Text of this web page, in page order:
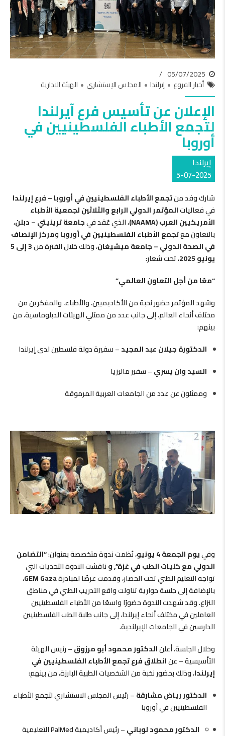
05/07/2025
أخبار الفروع
إيرلندا المجلس الإستشاري الهيئة الادارية
الإعلان عن تأسيس فرع آيرلندا
لتجمع الأطباء الفلسطينيين في
أوروبا
إيرلندا
5-07-2025
شارك وفد منتجمع الأطباء الفلسطينيين في أوروبا – فرع إيرلندا
في فعالياتالمؤتمر الدولي الرابع والثلاثين لجمعية الأطباء
الأمريكيين العرب (NAAMA)
، الذي عُقد فيجامعة ترينيتي – دبلن،
بالتعاون معتجمع الأطباء الفلسطينيين في أوروباومركز الإنصاف
في الصحة الدولي – جامعة ميشيغان، وذلك خلال الفترة من
3 إلى 5
يونيو 2025
، تحت شعار:
“معًا من أجل التعاون العالمي”
وشهد المؤتمر حضور نخبة من الأكاديميين، والأطباء، والمفكرين من
مختلف أنحاء العالم، إلى جانب عدد من ممثلي الهيئات الدبلوماسية، من
بينهم:
الدكتورة جيلان عبد المجيد– سفيرة دولة فلسطين لدى إيرلندا
السيد وان يسري– سفير ماليزيا
وممثلون عن عدد من الجامعات العربية المرموقة
وفييوم الجمعة 4 يونيو ، نُظمت ندوة متخصصة بعنوان:“التضامن
الدولي مع كليات الطب في غزة”, وناقشت الندوة التحديات التي
تواجه التعليم الطبي تحت الحصار، وقدمت عرضًا لمبادرةGEM Gaza،
بالإضافة إلى جلسة حوارية تناولت واقع التدريب الطبي في مناطق
النزاع. وقد شهدت الندوة حضورًا واسعًا من الأطباء الفلسطينيين
العاملين في مختلف أنحاء إيرلندا، إلى جانب طلبة الطب الفلسطينيين
الدارسين في الجامعات الإيرلندية.
وخلال الجلسة، أعلنالدكتور محمود أبو مرزوق– رئيس الهيئة
التأسيسية – عنانطلاق فرع تجمع الأطباء الفلسطينيين في
إيرلندا، وذلك بحضور نخبة من الشخصيات الطبية البارزة، من بينهم:
الدكتور رياض مشارقة– رئيس المجلس الاستشاري لتجمع الأطباء
الفلسطينيين في أوروبا
الدكتور محمود لوباني– رئيس أكاديمية PalMed التعليمية